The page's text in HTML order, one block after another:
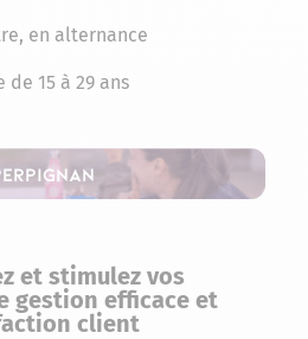
en alternance
de 15 à 29 ans
et stimulez vos
gestion efficace et
client